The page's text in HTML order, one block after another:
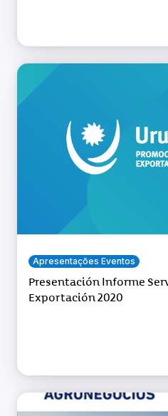
Apresentações Eventos
Presentación Informe
Exportación 2020